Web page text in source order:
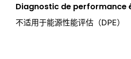
Diagnostic de performance
不适用于能源性能评估（DPE）